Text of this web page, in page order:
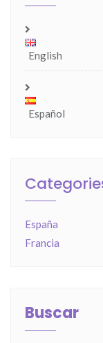
English
Español
España
Francia
Buscar